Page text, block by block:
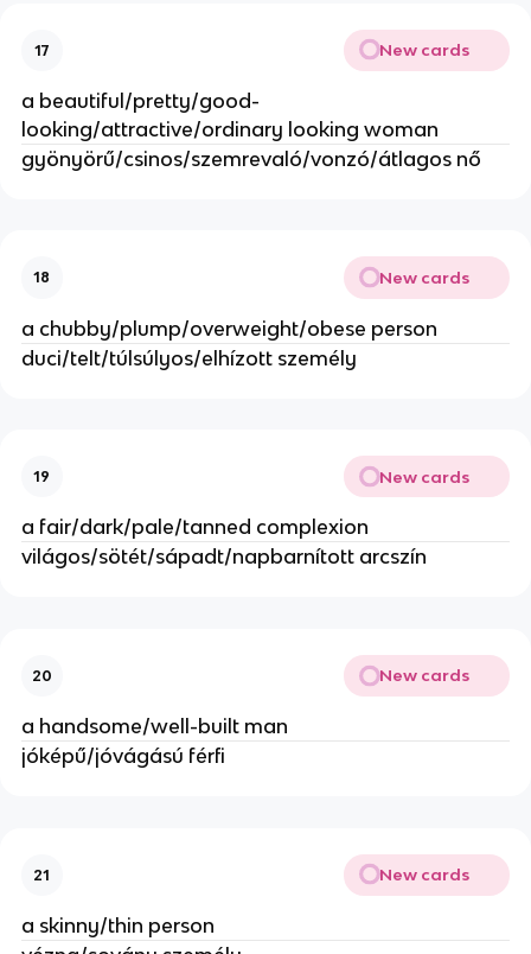
17 New cards
a beautiful/pretty/good-
looking/attractive/ordinary looking woman
gyönyörű/csinos/szemrevaló/vonzó/átlagos nő
18 New cards
a chubby/plump/overweight/obese person
duci/telt/túlsúlyos/elhízott személy
19 New cards
a fair/dark/pale/tanned complexion
világos/sötét/sápadt/napbarnított arcszín
20 New cards
a handsome/well-built man
jóképű/jóvágású férfi
21 New cards
a skinny/thin person